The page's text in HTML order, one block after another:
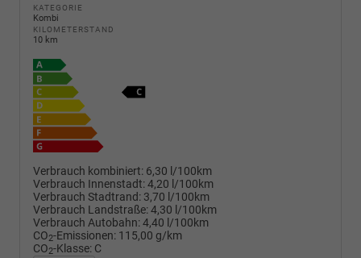
KATEGORIE
Kombi
KILOMETERSTAND
10 km
Verbrauch kombiniert: 6,30 l/100km
Verbrauch Innenstadt:4,20 l/100km
Verbrauch Stadtrand: 3,70 l/100km
Verbrauch Landstraße:4,30 l/100km
Verbrauch Autobahn:4,40 l/100km
CO2-Emissionen: 115,00 g/km
CO2-Klasse: C